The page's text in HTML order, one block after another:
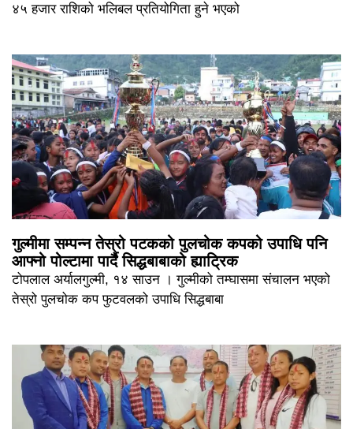
४५ हजार राशिको भलिबल प्रतियोगिता हुने भएको
गुल्मीमा सम्पन्न तेस्रो पटकको पुलचोक कपको उपाधि पनि
आफ्नो पोल्टामा पार्दै सिद्धबाबाको ह्याट्रिक
टोपलाल अर्यालगुल्मी, १४ साउन । गुल्मीको तम्घासमा संचालन भएको
तेस्रो पुलचोक कप फुटवलको उपाधि सिद्धबाबा